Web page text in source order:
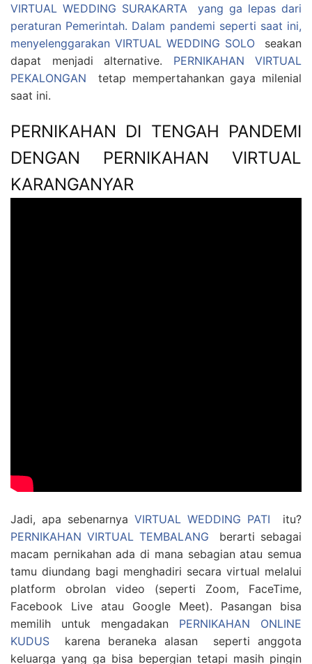
VIRTUAL WEDDING SURAKARTA yang ga lepas dari
peraturan Pemerintah. Dalam pandemi seperti saat ini,
menyelenggarakan VIRTUAL WEDDING SOLO seakan
dapat menjadi alternative. PERNIKAHAN VIRTUAL
PEKALONGAN tetap mempertahankan gaya milenial
saat ini.
PERNIKAHAN DI TENGAH PANDEMI
DENGAN PERNIKAHAN VIRTUAL
KARANGANYAR
Jadi, apa sebenarnya VIRTUAL WEDDING PATI itu?
PERNIKAHAN VIRTUAL TEMBALANG berarti sebagai
macam pernikahan ada di mana sebagian atau semua
tamu diundang bagi menghadiri secara virtual melalui
platform obrolan video (seperti Zoom, FaceTime,
Facebook Live atau Google Meet). Pasangan bisa
memilih untuk mengadakan PERNIKAHAN ONLINE
KUDUS karena beraneka alasan seperti anggota
keluarga yang ga bisa bepergian tetapi masih pingin